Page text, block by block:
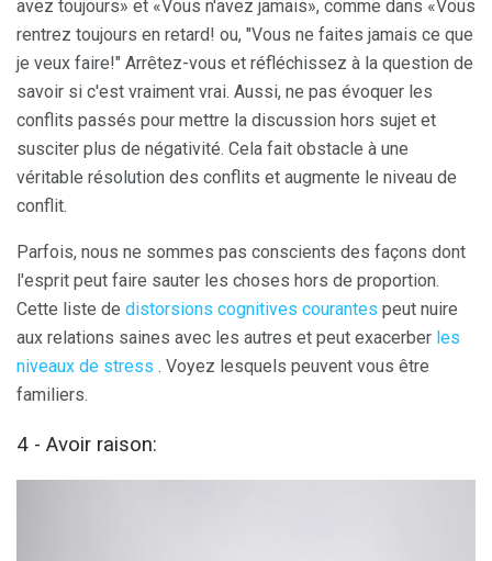
avez toujours» et «Vous n'avez jamais», comme dans «Vous
rentrez toujours en retard! ou, "Vous ne faites jamais ce que
je veux faire!" Arrêtez-vous et réfléchissez à la question de
savoir si c'est vraiment vrai. Aussi, ne pas évoquer les
conflits passés pour mettre la discussion hors sujet et
susciter plus de négativité. Cela fait obstacle à une
véritable résolution des conflits et augmente le niveau de
conflit.
Parfois, nous ne sommes pas conscients des façons dont
l'esprit peut faire sauter les choses hors de proportion.
Cette liste de distorsions cognitives courantes peut nuire
aux relations saines avec les autres et peut exacerber les
niveaux de stress . Voyez lesquels peuvent vous être
familiers.
4 - Avoir raison: